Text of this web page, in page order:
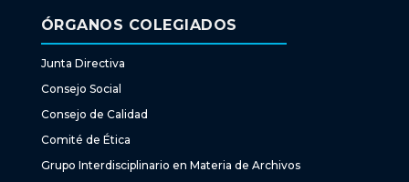
ÓRGANOS COLEGIADOS
Junta Directiva
Consejo Social
Consejo de Calidad
Comité de Ética
Grupo Interdisciplinario en Materia de Archivos